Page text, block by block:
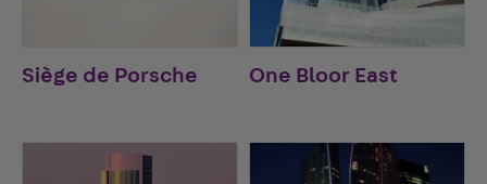
Siège de Porsche One Bloor East